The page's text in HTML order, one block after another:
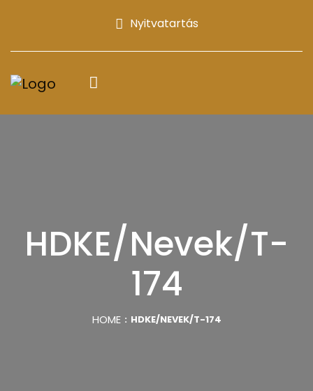
Nyitvatartás
HDKE/Nevek/T-
174
HOME HDKE/NEVEK/T-174